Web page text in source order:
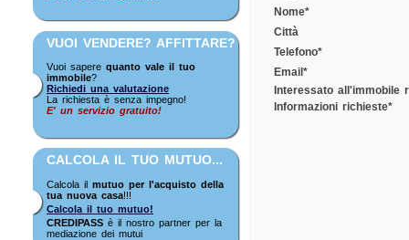
VUOI VENDERE? AFFITTARE?
Vuoi sapere quanto vale il tuo
immobile?
Richiedi una valutazione
La richiesta è senza impegno!
E' un servizio gratuito!
CALCOLA IL TUO MUTUO...
Calcola il mutuo per l'acquisto della
tua nuova casa!!!
Calcola il tuo mutuo!
CREDIPASS è il nostro partner per la
mediazione dei mutui
Nome*
Città
Telefono*
Email*
Interessato all'immobile
Informazioni richieste*